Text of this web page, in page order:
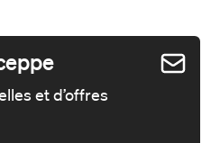
et d’offres